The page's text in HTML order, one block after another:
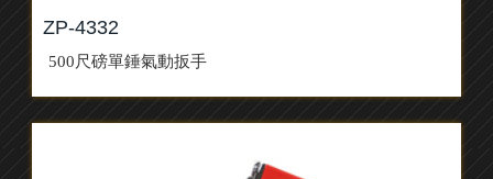
ZP-4332
500尺磅單錘氣動扳手